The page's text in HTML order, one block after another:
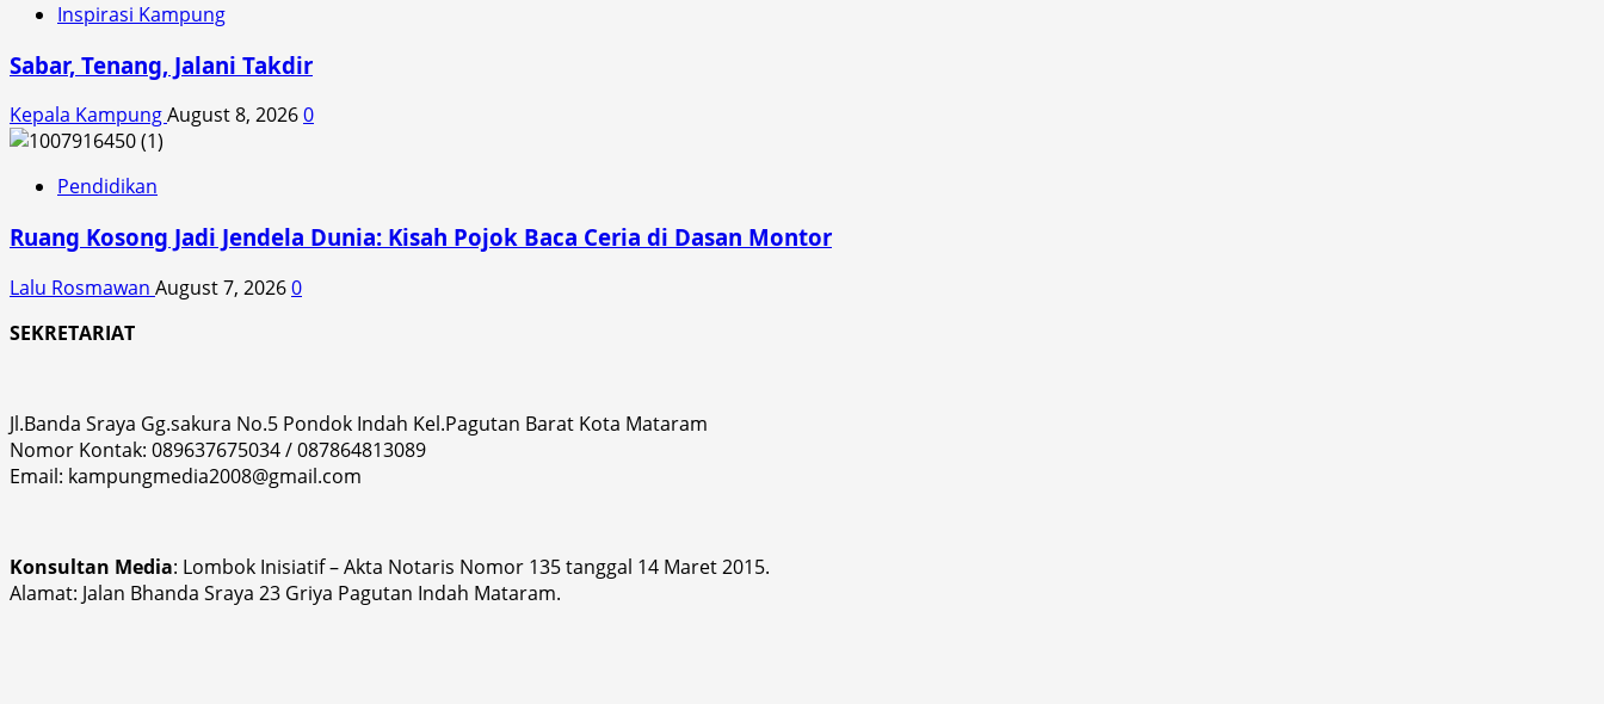
Inspirasi Kampung
Sabar, Tenang, Jalani Takdir
Kepala KampungAugust 8, 20260
Pendidikan
Ruang Kosong Jadi Jendela Dunia: Kisah Pojok Baca Ceria di Dasan Montor
Lalu Rosmawan August 7, 20260
SEKRETARIAT
Jl.Banda Sraya Gg.sakura No.5 Pondok Indah Kel.Pagutan Barat Kota Mataram
Nomor Kontak: 089637675034 / 087864813089
Email: kampungmedia2008@gmail.com
Konsultan Media: Lombok Inisiatif – Akta Notaris Nomor 135 tanggal 14 Maret 2015.
Alamat: Jalan Bhanda Sraya 23 Griya Pagutan Indah Mataram.